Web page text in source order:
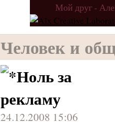
Мой друг -
Человек и
Ноль за
рекламу
24.12.2008 15:06